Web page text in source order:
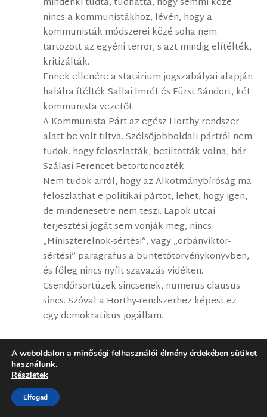
nincs a kommunistákhoz, lévén, hogy a
kommunisták módszerei közé soha nem
tartozott az egyéni terror, s azt mindig elítélték,
kritizálták.
Ennek ellenére a statárium jogszabályai alapján
halálra ítélték Sallai Imrét és Fürst Sándort, két
kommunista vezetőt.
A Kommunista Párt az egész Horthy-rendszer
alatt be volt tiltva. Szélsőjobboldali pártról nem
tudok. hogy feloszlatták, betiltották volna, bár
Szálasi Ferencet betörtönöozték.
Nem tudok arról, hogy az Alkotmánybíróság ma
feloszlathat-e politikai pártot, lehet, hogy igen,
de mindenesetre nem teszi. Lapok utcai
terjesztési jogát sem vonják meg, nincs
„Miniszterelnök-sértési”, vagy „orbánviktor-
sértési” paragrafus a büntetőtörvénykönyvben,
és főleg nincs nyílt szavazás vidéken.
Csendőrsortüzek sincsenek, numerus clausus
sincs. Szóval a Horthy-rendszerhez képest ez
egy demokratikus jogállam.
Mklós 2020. március 25. szerda-n 02:16 közelében
Bocsánat, hogy ezt a szöveget idekopiztam… Én
nem vagyok közgazdász, nem tudom eldönteni,
helyes-e a munkaértékelmélet. De ez azért
A weboldalon a minőségi felhasználói élmény érdekében sütiket
használunk.
Részletek
Elfogad